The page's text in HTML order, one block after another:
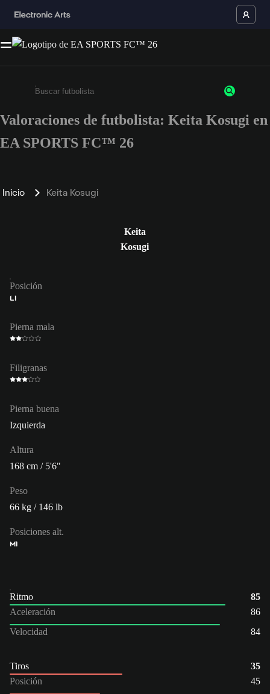
Escribe un mínimo de 3 caracteres o números.
Valoraciones de futbolista: Keita Kosugi en
EA SPORTS FC™ 26
Inicio Keita Kosugi
Keita
Kosugi
Posición
LI
Pierna mala
Filigranas
Pierna buena
Izquierda
Altura
168 cm / 5'6"
Peso
66 kg / 146 lb
Posiciones alt.
MI
Ritmo
85
Aceleración
86
Velocidad
84
Tiros
35
Posición
45